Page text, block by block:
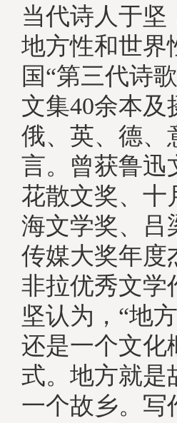
当代诗人于坚
地方性和世
国“第三代诗
文集40余本
俄、英、德、
言。曾获鲁迅
花散文奖、十
海文学奖、吕
传媒大奖年度
非拉优秀文
坚认为，“地
还是一个文化
式。地方就是
一个故乡。写